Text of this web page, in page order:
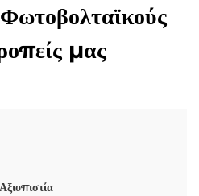
μας